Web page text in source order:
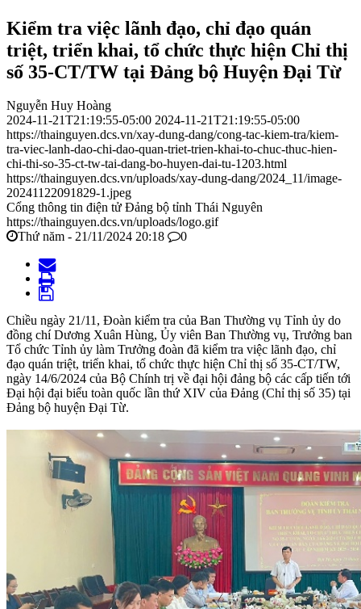
Kiểm tra việc lãnh đạo, chỉ đạo quán
triệt, triển khai, tổ chức thực hiện Chỉ thị
số 35-CT/TW tại Đảng bộ Huyện Đại Từ
Nguyễn Huy Hoàng
2024-11-21T21:19:55-05:00 2024-11-21T21:19:55-05:00
https://thainguyen.dcs.vn/xay-dung-dang/cong-tac-kiem-tra/kiem-
tra-viec-lanh-dao-chi-dao-quan-triet-trien-khai-to-chuc-thuc-hien-
chi-thi-so-35-ct-tw-tai-dang-bo-huyen-dai-tu-1203.html
https://thainguyen.dcs.vn/uploads/xay-dung-dang/2024_11/image-
20241122091829-1.jpeg
Cổng thông tin điện tử Đảng bộ tỉnh Thái Nguyên
https://thainguyen.dcs.vn/uploads/logo.gif
Thứ năm - 21/11/2024 20:18
0
Chiều ngày 21/11, Đoàn kiểm tra của Ban Thường vụ Tỉnh ủy do
đồng chí Dương Xuân Hùng, Ủy viên Ban Thường vụ, Trưởng ban
Tổ chức Tỉnh ủy làm Trưởng đoàn đã kiểm tra việc lãnh đạo, chỉ
đạo quán triệt, triển khai, tổ chức thực hiện Chỉ thị số 35-CT/TW,
ngày 14/6/2024 của Bộ Chính trị về đại hội đảng bộ các cấp tiến tới
Đại hội đại biểu toàn quốc lần thứ XIV của Đảng (Chỉ thị số 35) tại
Đảng bộ huyện Đại Từ.